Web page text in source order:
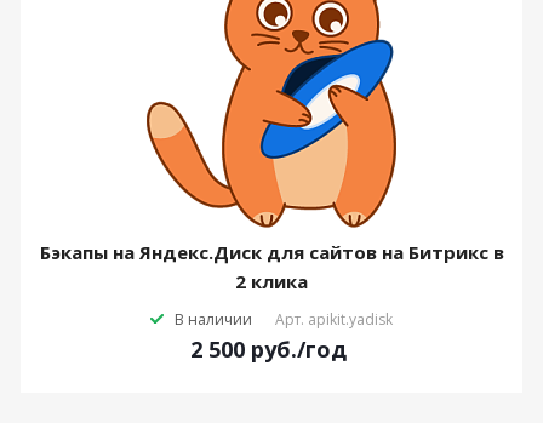
Бэкапы на Яндекс.Диск для сайтов на Битрикс в
2 клика
В наличии Арт. apikit.yadisk
2 500 руб./год